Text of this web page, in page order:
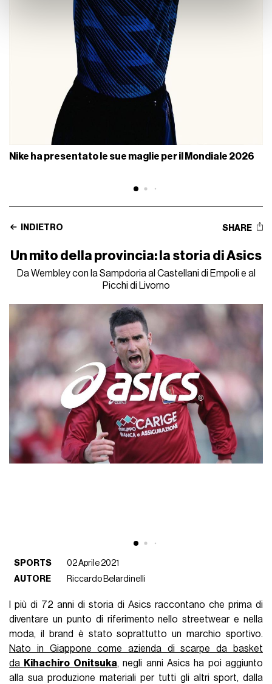
con altre informazioni che ha fornito loro o che hanno
raccolto dal suo utilizzo dei loro servizi.
Nike ha presentato le sue maglie per il Mondiale 2026
INDIETRO SHARE
Un mito della provincia: la storia di Asics
Da Wembley con la Sampdoria al Castellani di Empoli e al
Picchi di Livorno
SPORTS
02 Aprile 2021
AUTORE
Riccardo Belardinelli
I più di 72 anni di storia di Asics raccontano che prima di
diventare un punto di riferimento nello streetwear e nella
moda, il brand è stato soprattutto un marchio sportivo.
Nato in Giappone come azienda di scarpe da basket
da Kihachiro Onitsuka, negli anni Asics ha poi aggiunto
alla sua produzione materiali per tutti gli altri sport, dalla